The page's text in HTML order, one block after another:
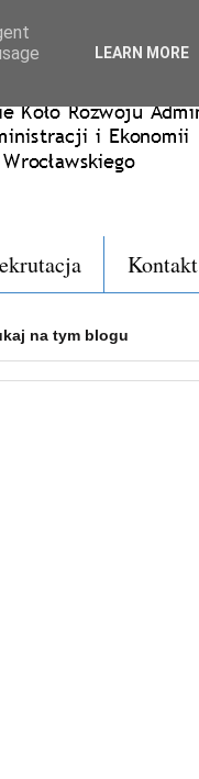
Kontakt
na tym blogu
LEARN MORE